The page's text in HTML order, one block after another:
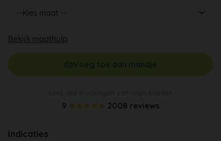
Bekijk maathulp
9 2008 reviews
Indicaties